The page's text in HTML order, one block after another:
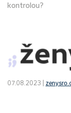
kontrolou?
07.08.2023 |